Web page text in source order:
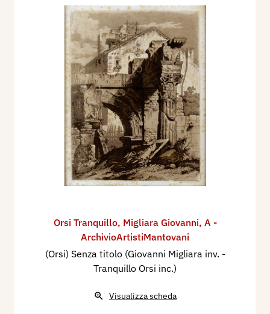
Orsi Tranquillo, Migliara Giovanni, A -
ArchivioArtistiMantovani
(Orsi) Senza titolo (Giovanni Migliara inv. -
Tranquillo Orsi inc.)
Visualizza scheda